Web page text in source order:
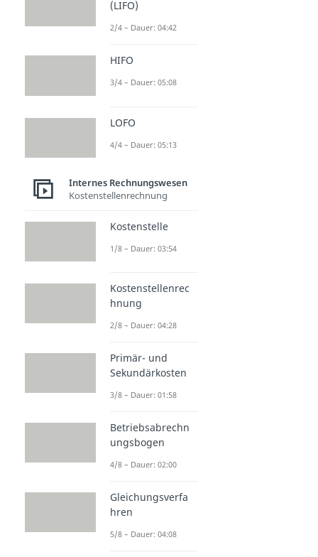
(LIFO)
2/4 – Dauer: 04:42
HIFO
3/4 – Dauer: 05:08
LOFO
4/4 – Dauer: 05:13
Internes Rechnungswesen
Kostenstellenrechnung
Kostenstelle
1/8 – Dauer: 03:54
Kostenstellenrec
hnung
2/8 – Dauer: 04:28
Primär- und
Sekundärkosten
3/8 – Dauer: 01:58
Betriebsabrechn
ungsbogen
4/8 – Dauer: 02:00
Gleichungsverfa
hren
5/8 – Dauer: 04:08